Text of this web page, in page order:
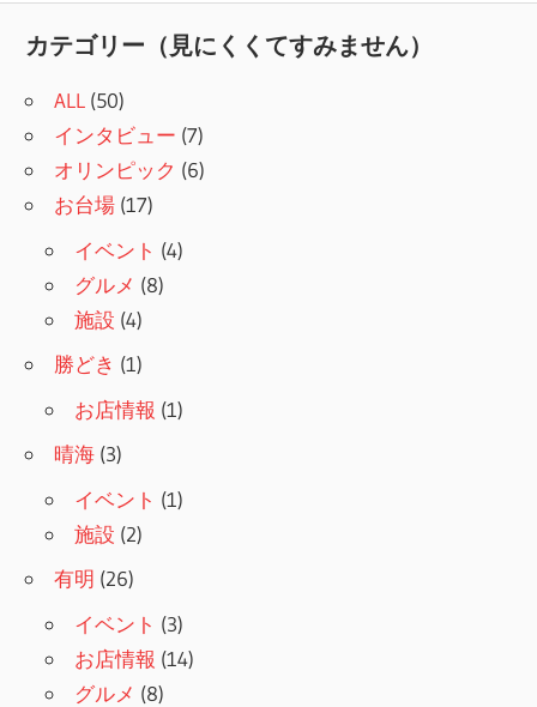
ビ
ゲ
ー
シ
ョ
ン
カテゴリー（見にくくてすみません）
ALL (50)
インタビュー (7)
オリンピック (6)
お台場 (17)
イベント (4)
グルメ (8)
施設 (4)
勝どき (1)
お店情報 (1)
晴海 (3)
イベント (1)
施設 (2)
有明 (26)
イベント (3)
お店情報 (14)
グルメ (8)